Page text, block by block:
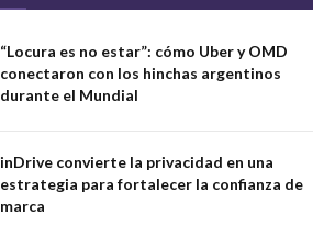
“Locura es no estar”: cómo Uber y OMD
conectaron con los hinchas argentinos
durante el Mundial
inDrive convierte la privacidad en una
estrategia para fortalecer la confianza de
marca